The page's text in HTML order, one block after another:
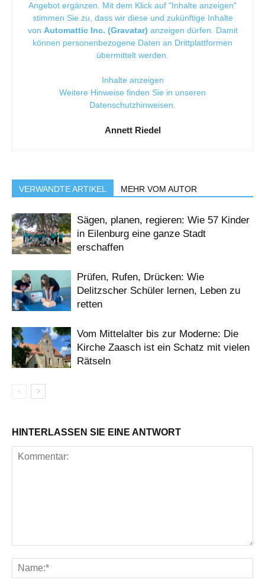
Angebot ergänzen. Mit dem Klick auf "Inhalte anzeigen"
stimmen Sie zu, dass wir diese und zukünftige Inhalte
von Automattic Inc. (Gravatar) anzeigen dürfen. Damit
können personenbezogene Daten an Drittplattformen
übermittelt werden.
Inhalte anzeigen
Weitere Hinweise finden Sie in unseren
Datenschutzhinweisen
Annett Riedel
VERWANDTE ARTIKEL MEHR VOM AUTOR
Sägen, planen, regieren: Wie 57 Kinder
in Eilenburg eine ganze Stadt
erschaffen
Prüfen, Rufen, Drücken: Wie
Delitzscher Schüler lernen, Leben zu
retten
Vom Mittelalter bis zur Moderne: Die
Kirche Zaasch ist ein Schatz mit vielen
Rätseln
HINTERLASSEN SIE EINE ANTWORT